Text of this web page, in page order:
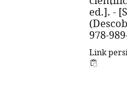
ed.]. -
978-
Link